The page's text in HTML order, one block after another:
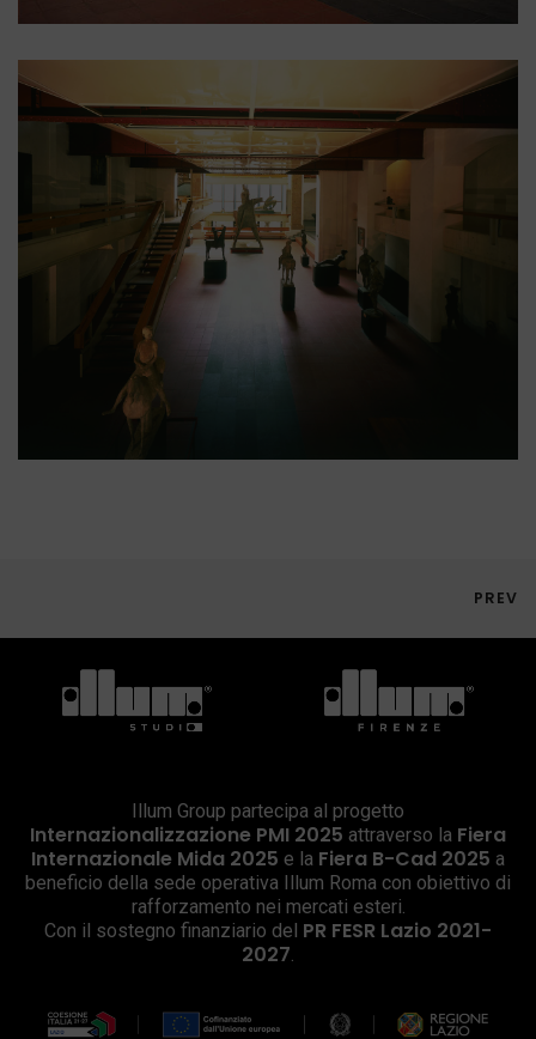
PREV
Illum Group partecipa al progetto
Internazionalizzazione PMI 2025 attraverso la Fiera
Internazionale Mida 2025 e la Fiera B-Cad 2025 a
beneficio della sede operativa Illum Roma con obiettivo di
rafforzamento nei mercati esteri.
Con il sostegno finanziario del PR FESR Lazio 2021-
2027.